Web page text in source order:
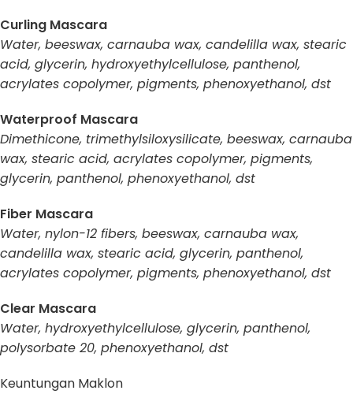
Curling Mascara
Water, beeswax, carnauba wax, candelilla wax, stearic
acid, glycerin, hydroxyethylcellulose, panthenol,
acrylates copolymer, pigments, phenoxyethanol, dst
Waterproof Mascara
Dimethicone, trimethylsiloxysilicate, beeswax, carnauba
wax, stearic acid, acrylates copolymer, pigments,
glycerin, panthenol, phenoxyethanol, dst
Fiber Mascara
Water, nylon-12 fibers, beeswax, carnauba wax,
candelilla wax, stearic acid, glycerin, panthenol,
acrylates copolymer, pigments, phenoxyethanol, dst
Clear Mascara
Water, hydroxyethylcellulose, glycerin, panthenol,
polysorbate 20, phenoxyethanol, dst
Keuntungan Maklon